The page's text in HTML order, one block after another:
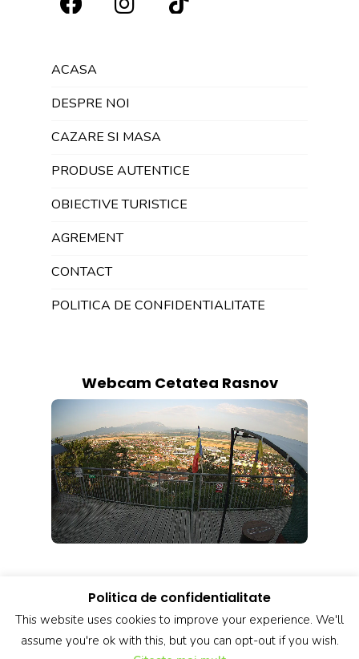
ACASA
DESPRE NOI
CAZARE SI MASA
PRODUSE AUTENTICE
OBIECTIVE TURISTICE
AGREMENT
CONTACT
POLITICA DE CONFIDENTIALITATE
Webcam Cetatea Rasnov
Politica de confidentialitate
This website uses cookies to improve your experience. We'll
assume you're ok with this, but you can opt-out if you wish.